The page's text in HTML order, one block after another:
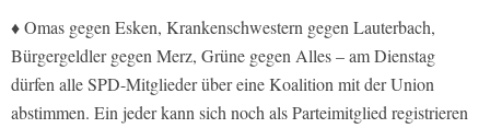
♦ Omas gegen Esken, Krankenschwestern gegen Lauterbach,
Bürgergeldler gegen Merz, Grüne gegen Alles – am Dienstag
dürfen alle SPD-Mitglieder über eine Koalition mit der Union
abstimmen. Ein jeder kann sich noch als Parteimitglied registrieren